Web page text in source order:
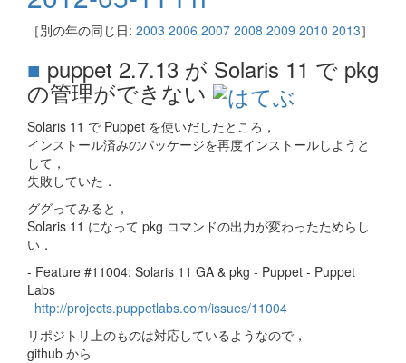
［別の年の同じ日: 2003 2006 2007 2008 2009 2010 2013］
■ puppet 2.7.13 が Solaris 11 で pkg
の管理ができない
Solaris 11 で Puppet を使いだしたところ，
インストール済みのパッケージを再度インストールしようと
して，
失敗していた．
ググってみると，
Solaris 11 になって pkg コマンドの出力が変わったためらし
い．
- Feature #11004: Solaris 11 GA & pkg - Puppet - Puppet
Labs
http://projects.puppetlabs.com/issues/11004
リポジトリ上のものは対応しているようなので，
github から